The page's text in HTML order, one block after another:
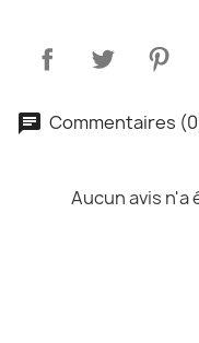
Commentaires
Aucun avis n'a